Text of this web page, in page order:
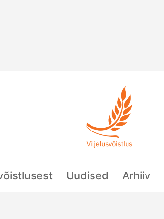
Uudised Arhiiv